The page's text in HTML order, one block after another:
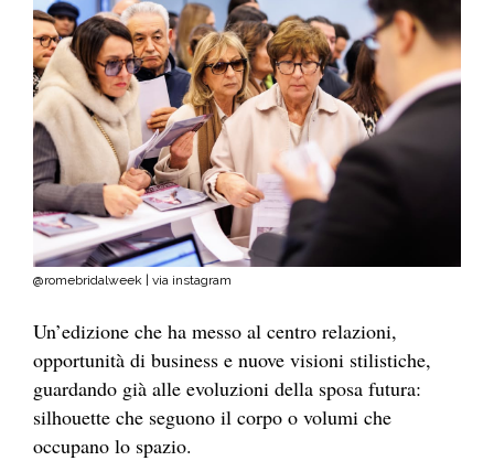
@romebridalweek | via instagram
Un’edizione che ha messo al centro relazioni,
opportunità di business e nuove visioni stilistiche,
guardando già alle evoluzioni della sposa futura:
silhouette che seguono il corpo o volumi che
occupano lo spazio.